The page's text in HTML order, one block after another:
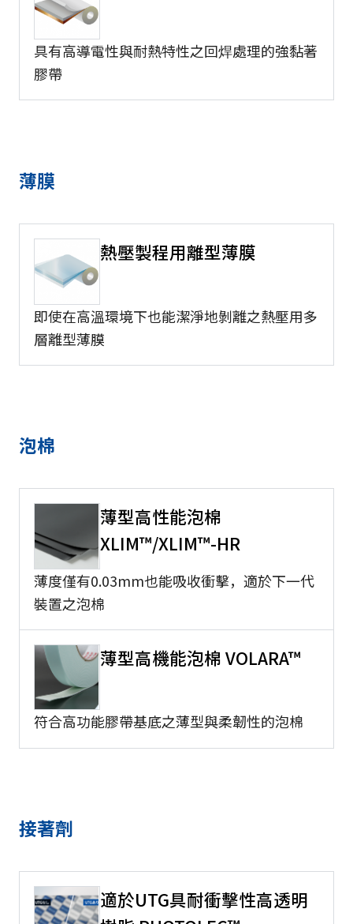
具有高導電性與耐熱特性之回焊處理的強黏著
膠帶
薄膜
熱壓製程用離型薄膜
即使在高溫環境下也能潔淨地剝離之熱壓用多
層離型薄膜
泡棉
薄型高性能泡棉
XLIM™/XLIM™-HR
薄度僅有0.03mm也能吸收衝擊，適於下一代
裝置之泡棉
薄型高機能泡棉 VOLARA™
符合高功能膠帶基底之薄型與柔韌性的泡棉
接著劑
適於UTG具耐衝擊性高透明